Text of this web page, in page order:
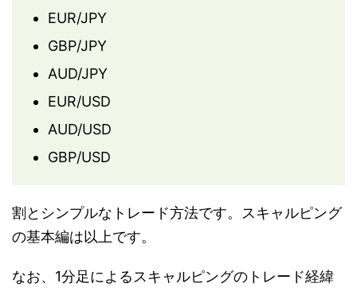
EUR/JPY
GBP/JPY
AUD/JPY
EUR/USD
AUD/USD
GBP/USD
割とシンプルなトレード方法です。スキャルピング
の基本編は以上です。
なお、1分足によるスキャルピングのトレード経緯